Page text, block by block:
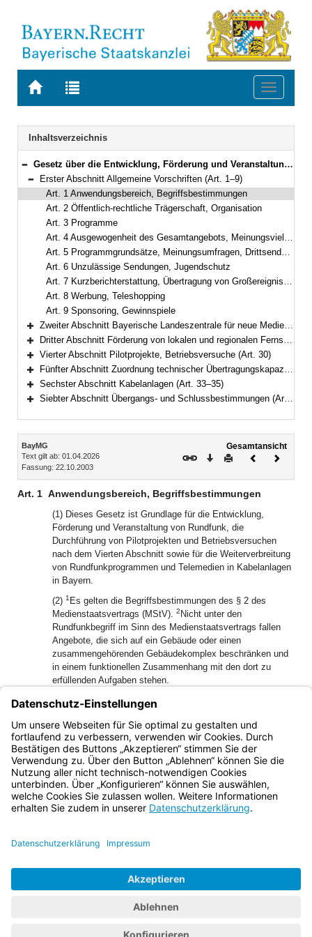
Zur
BAYERN.RECHT
Zur
letzten
Suche
Toggle
Navigation
Inhaltsverzeichnis
Bereich reduzieren
Gesetz über die Entwicklung, Förderung und Veranstaltung privater Rundfunkangebote und anderer Telemedien in Bayern (Bayerisches Mediengesetz – BayMG) in der Fassung der Bekanntmachung vom 22. Oktober 2003 (GVBl. S. 799) BayRS 2251-4-S (Art. 1–39)
Bereich reduzieren
Erster Abschnitt Allgemeine Vorschriften (Art. 1–9)
Art. 1 Anwendungsbereich, Begriffsbestimmungen
Art. 2 Öffentlich-rechtliche Trägerschaft, Organisation
Art. 3 Programme
Art. 4 Ausgewogenheit des Gesamtangebots, Meinungsvielfalt, Informationsvielfalt
Art. 5 Programmgrundsätze, Meinungsumfragen, Drittsenderechte
Art. 6 Unzulässige Sendungen, Jugendschutz
Art. 7 Kurzberichterstattung, Übertragung von Großereignissen
Art. 8 Werbung, Teleshopping
Art. 9 Sponsoring, Gewinnspiele
Bereich erweitern
Zweiter Abschnitt Bayerische Landeszentrale für neue Medien (Art. 10–22)
Bereich erweitern
Dritter Abschnitt Förderung von lokalen und regionalen Fernsehangeboten, Organisation und Zulässigkeit von Rundfunkprogrammen (Art. 23–29)
Bereich erweitern
Vierter Abschnitt Pilotprojekte, Betriebsversuche (Art. 30)
Bereich erweitern
Fünfter Abschnitt Zuordnung technischer Übertragungskapazitäten (Art. 31–32)
Bereich erweitern
Sechster Abschnitt Kabelanlagen (Art. 33–35)
Siebter Abschnitt Übergangs- und Schlussbestimmungen (Art. 36–39)
Inhalt
BayMG
Text gilt ab: 01.04.2026
Fassung: 22.10.2003
Gesamtansicht
Download
DruckenVorheriges
Art. 1 Anwendungsbereich, Begriffsbestimmungen
(1) Dieses Gesetz ist Grundlage für die Entwicklung,
Förderung und Veranstaltung von Rundfunk, die
Durchführung von Pilotprojekten und Betriebsversuchen
nach dem Vierten Abschnitt sowie für die Weiterverbreitung
von Rundfunkprogrammen und Telemedien in Kabelanlagen
in Bayern.
(2) 1 Es gelten die Begriffsbestimmungen des § 2 des
Medienstaatsvertrags (MStV). 2 Nicht unter den
Rundfunkbegriff im Sinn des Medienstaatsvertrags fallen
Angebote, die sich auf ein Gebäude oder einen
zusammengehörenden Gebäudekomplex beschränken und
in einem funktionellen Zusammenhang mit den dort zu
erfüllenden Aufgaben stehen.
(3) Für den Bayerischen Rundfunk, das Zweite Deutsche
Fernsehen und andere öffentlich-rechtliche
Rundfunkanstalten findet dieses Gesetz nur Anwendung,
soweit dies ausdrücklich bestimmt ist.
Bayern.de
BayernPortal
Impressum